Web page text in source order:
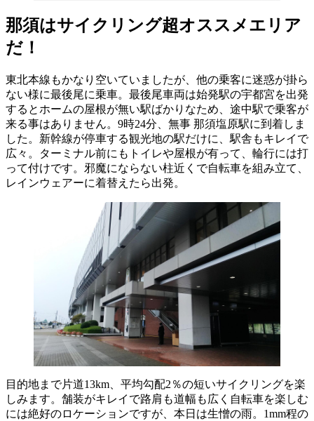
那須はサイクリング超オススメエリア
だ！
東北本線もかなり空いていましたが、他の乗客に迷惑が掛ら
ない様に最後尾に乗車。最後尾車両は始発駅の宇都宮を出発
するとホームの屋根が無い駅ばかりなため、途中駅で乗客が
来る事はありません。9時24分、無事 那須塩原駅に到着しま
した。新幹線が停車する観光地の駅だけに、駅舎もキレイで
広々。ターミナル前にもトイレや屋根が有って、輪行には打
って付けです。邪魔にならない柱近くで自転車を組み立て、
レインウェアーに着替えたら出発。
目的地まで片道13km、平均勾配2％の短いサイクリングを楽
しみます。舗装がキレイで路肩も道幅も広く自転車を楽しむ
には絶好のロケーションですが、本日は生憎の雨。1mm程の